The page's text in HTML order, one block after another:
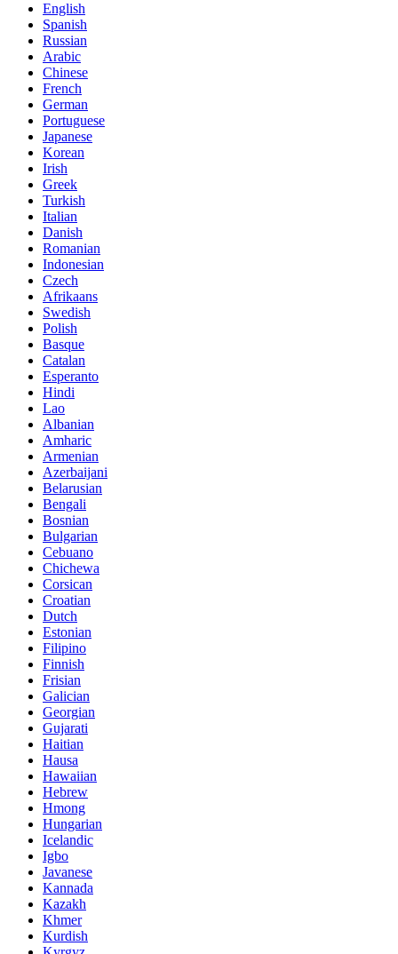
English
Spanish
Russian
Arabic
Chinese
French
German
Portuguese
Japanese
Korean
Irish
Greek
Turkish
Italian
Danish
Romanian
Indonesian
Czech
Afrikaans
Swedish
Polish
Basque
Catalan
Esperanto
Hindi
Lao
Albanian
Amharic
Armenian
Azerbaijani
Belarusian
Bengali
Bosnian
Bulgarian
Cebuano
Chichewa
Corsican
Croatian
Dutch
Estonian
Filipino
Finnish
Frisian
Galician
Georgian
Gujarati
Haitian
Hausa
Hawaiian
Hebrew
Hmong
Hungarian
Icelandic
Igbo
Javanese
Kannada
Kazakh
Khmer
Kurdish